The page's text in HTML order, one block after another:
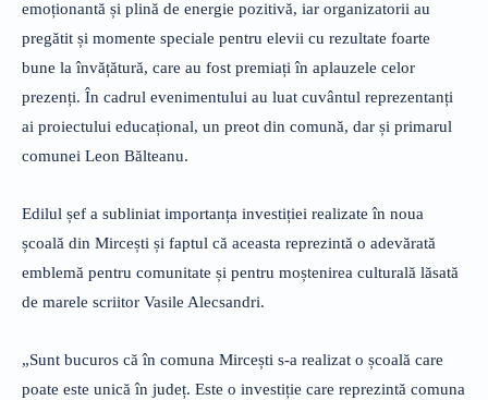
emoționantă și plină de energie pozitivă, iar organizatorii au
pregătit și momente speciale pentru elevii cu rezultate foarte
bune la învățătură, care au fost premiați în aplauzele celor
prezenți. În cadrul evenimentului au luat cuvântul reprezentanți
ai proiectului educațional, un preot din comună, dar și primarul
comunei Leon Bălteanu.
Edilul șef a subliniat importanța investiției realizate în noua
școală din Mircești și faptul că aceasta reprezintă o adevărată
emblemă pentru comunitate și pentru moștenirea culturală lăsată
de marele scriitor Vasile Alecsandri.
„Sunt bucuros că în comuna Mircești s-a realizat o școală care
poate este unică în județ. Este o investiție care reprezintă comuna